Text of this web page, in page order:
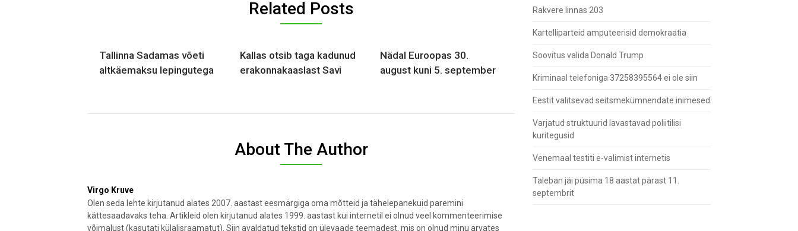
Related Posts
Tallinna Sadamas võeti
altkäemaksu lepingutega
Kallas otsib taga kadunud
erakonnakaaslast Savi
Nädal Euroopas 30.
august kuni 5. september
About The Author
Virgo Kruve
Olen seda lehte kirjutanud alates 2007. aastast eesmärgiga oma mõtteid ja tähelepanekuid paremini
kättesaadavaks teha. Artikleid olen kirjutanud alates 1999. aastast kui internetil ei olnud veel kommenteerimise
võimalust (kasutati külalisraamatut). Siin avaldatud tekstid on ülevaade teemadest, mis on olnud minu arvates
Rakvere linnas 203
Kartelliparteid amputeerisid demokraatia
Soovitus valida Donald Trump
Kriminaal telefoniga 37258395564 ei ole siin
Eestit valitsevad seitsmekümnendate inimesed
Varjatud struktuurid lavastavad poliitilisi
kuritegusid
Venemaal testiti e-valimist internetis
Taleban jäi püsima 18 aastat pärast 11.
septembrit